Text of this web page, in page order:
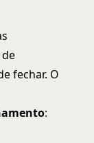
fechar. O
: